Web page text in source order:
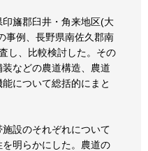
旛郡臼井・角来地区(大
事例、長野県南佐久郡南
し、比較検討した。その
などの農道構造、農道
について総括的にまと
設のそれぞれについて
明らかにした。農道の